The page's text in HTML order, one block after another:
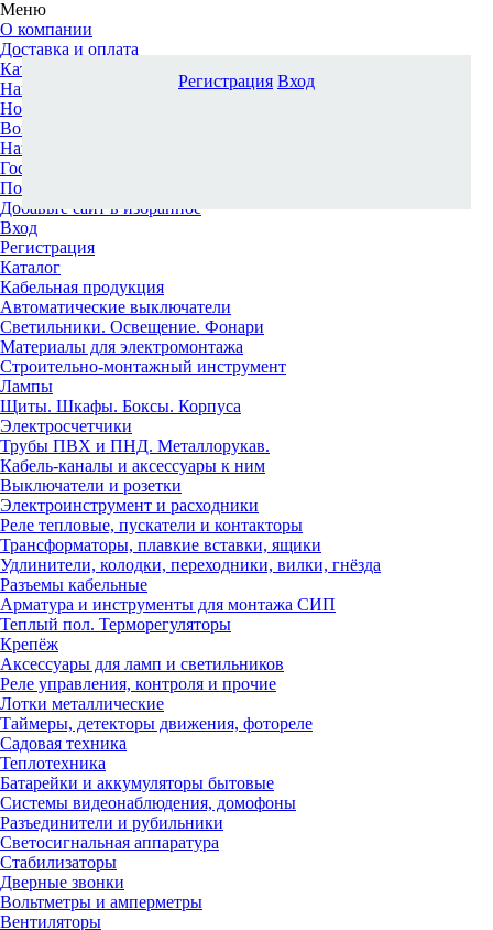
Меню
О компании
Доставка и оплата
Каталог
Наши офисы
Новости и новинки
Вопрос-ответ
Наша команда
Гос. заказчикам
Поставщикам
Добавьте сайт в избранное
Вход
Регистрация
Каталог
Кабельная продукция
Автоматические выключатели
Светильники. Освещение. Фонари
Материалы для электромонтажа
Строительно-монтажный инструмент
Лампы
Щиты. Шкафы. Боксы. Корпуса
Электросчетчики
Трубы ПВХ и ПНД. Металлорукав.
Кабель-каналы и аксессуары к ним
Выключатели и розетки
Электроинструмент и расходники
Реле тепловые, пускатели и контакторы
Трансформаторы, плавкие вставки, ящики
Удлинители, колодки, переходники, вилки, гнёзда
Разъемы кабельные
Арматура и инструменты для монтажа СИП
Теплый пол. Терморегуляторы
Крепёж
Аксессуары для ламп и светильников
Реле управления, контроля и прочие
Лотки металлические
Таймеры, детекторы движения, фотореле
Садовая техника
Теплотехника
Батарейки и аккумуляторы бытовые
Системы видеонаблюдения, домофоны
Разъединители и рубильники
Светосигнальная аппаратура
Стабилизаторы
Дверные звонки
Вольтметры и амперметры
Вентиляторы
Регистрация Вход